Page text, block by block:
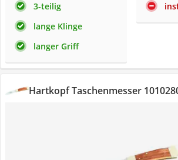
3-teilig
lange Klinge
langer Griff
Hartkopf Taschenmesser